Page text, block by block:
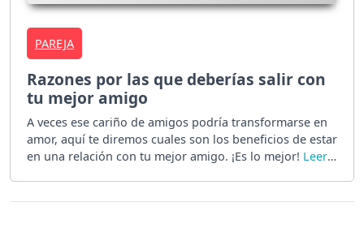
PAREJA
Razones por las que deberías salir con
tu mejor amigo
A veces ese cariño de amigos podría transformarse en
amor, aquí te diremos cuales son los beneficios de estar
en una relación con tu mejor amigo. ¡Es lo mejor!